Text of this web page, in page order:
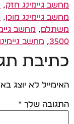
מחשב גיימינג חזק,
מחשב גיימינג מוכן,
משתלם, מחשב
3500
, מחשב גיימינג
כתיבת
האימייל לא יוצג
התגובה שלך *